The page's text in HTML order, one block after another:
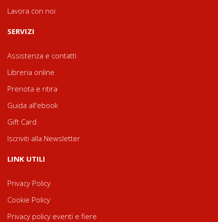
Lavora con noi
SERVIZI
Assistenza e contatti
Libreria online
Prenota e ritira
Guida all'ebook
Gift Card
Iscriviti alla Newsletter
LINK UTILI
Privacy Policy
Cookie Policy
Privacy policy eventi e fiere